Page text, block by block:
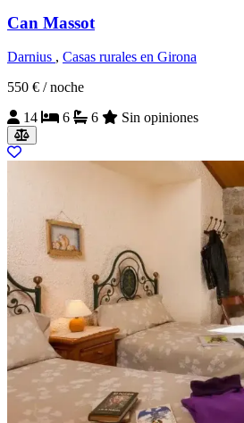
Can Massot
Darnius , Casas rurales en Girona
550 € / noche
14
6 6 Sin opiniones